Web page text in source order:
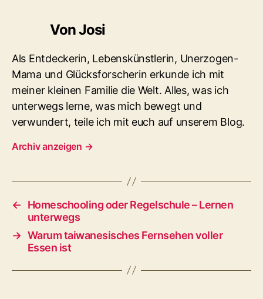
Von Josi
Als Entdeckerin, Lebenskünstlerin, Unerzogen-
Mama und Glücksforscherin erkunde ich mit
meiner kleinen Familie die Welt. Alles, was ich
unterwegs lerne, was mich bewegt und
verwundert, teile ich mit euch auf unserem Blog.
Archiv anzeigen →
←
Homeschooling oder Regelschule – Lernen
unterwegs
→ Warum taiwanesisches Fernsehen voller
Essen ist